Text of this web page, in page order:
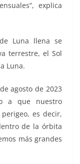
explica
Luna llena se
terrestre, el Sol
Luna.
agosto de 2023
a que nuestro
es decir,
de la órbita
más grandes